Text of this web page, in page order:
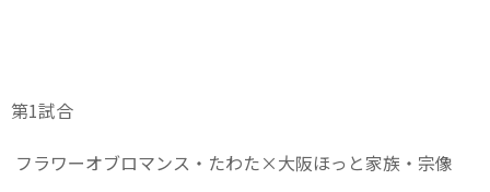
第1試合
フラワーオブロマンス・たわた×大阪ほっと家族・宗像